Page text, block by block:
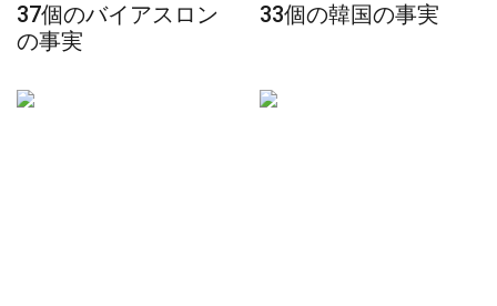
37個のバイアスロン
の事実
33個の韓国の事実